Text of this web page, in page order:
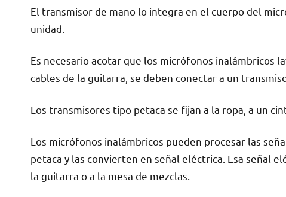
El transmisor de mano lo integra en el cuerpo del
unidad.
Es necesario acotar que los micrófonos inalámbricos
cables de la guitarra, se deben conectar a un
Los transmisores tipo petaca se fijan a la ropa, a un
Los micrófonos inalámbricos pueden procesar las
petaca y las convierten en señal eléctrica. Esa señal
la guitarra o a la mesa de mezclas.